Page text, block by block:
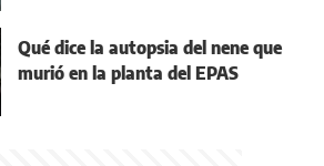
Qué dice la autopsia del nene que
murió en la planta del EPAS